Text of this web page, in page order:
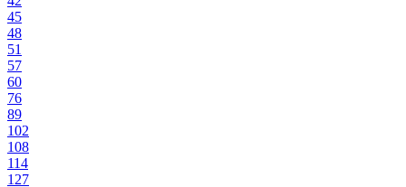
45
48
51
57
60
76
89
102
108
114
127